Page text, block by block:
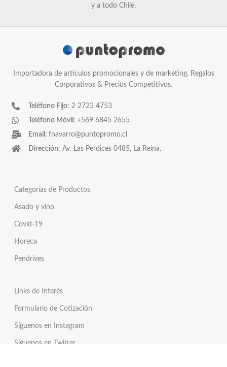
y a todo Chile.
Importadora de artículos promocionales y de marketing. Regalos
Corporativos & Precios Competitivos.
Teléfono Fijo: 2 2723 4753
Teléfono Móvil: +569 6845 2655
Email: fnavarro@puntopromo.cl
Dirección: Av. Las Perdices 0485, La Reina.
Categorías de Productos
Asado y vino
Covid-19
Horeca
Pendrives
Links de Interés
Formulario de Cotización
Síguenos en Instagram
Síguenos en Twitter